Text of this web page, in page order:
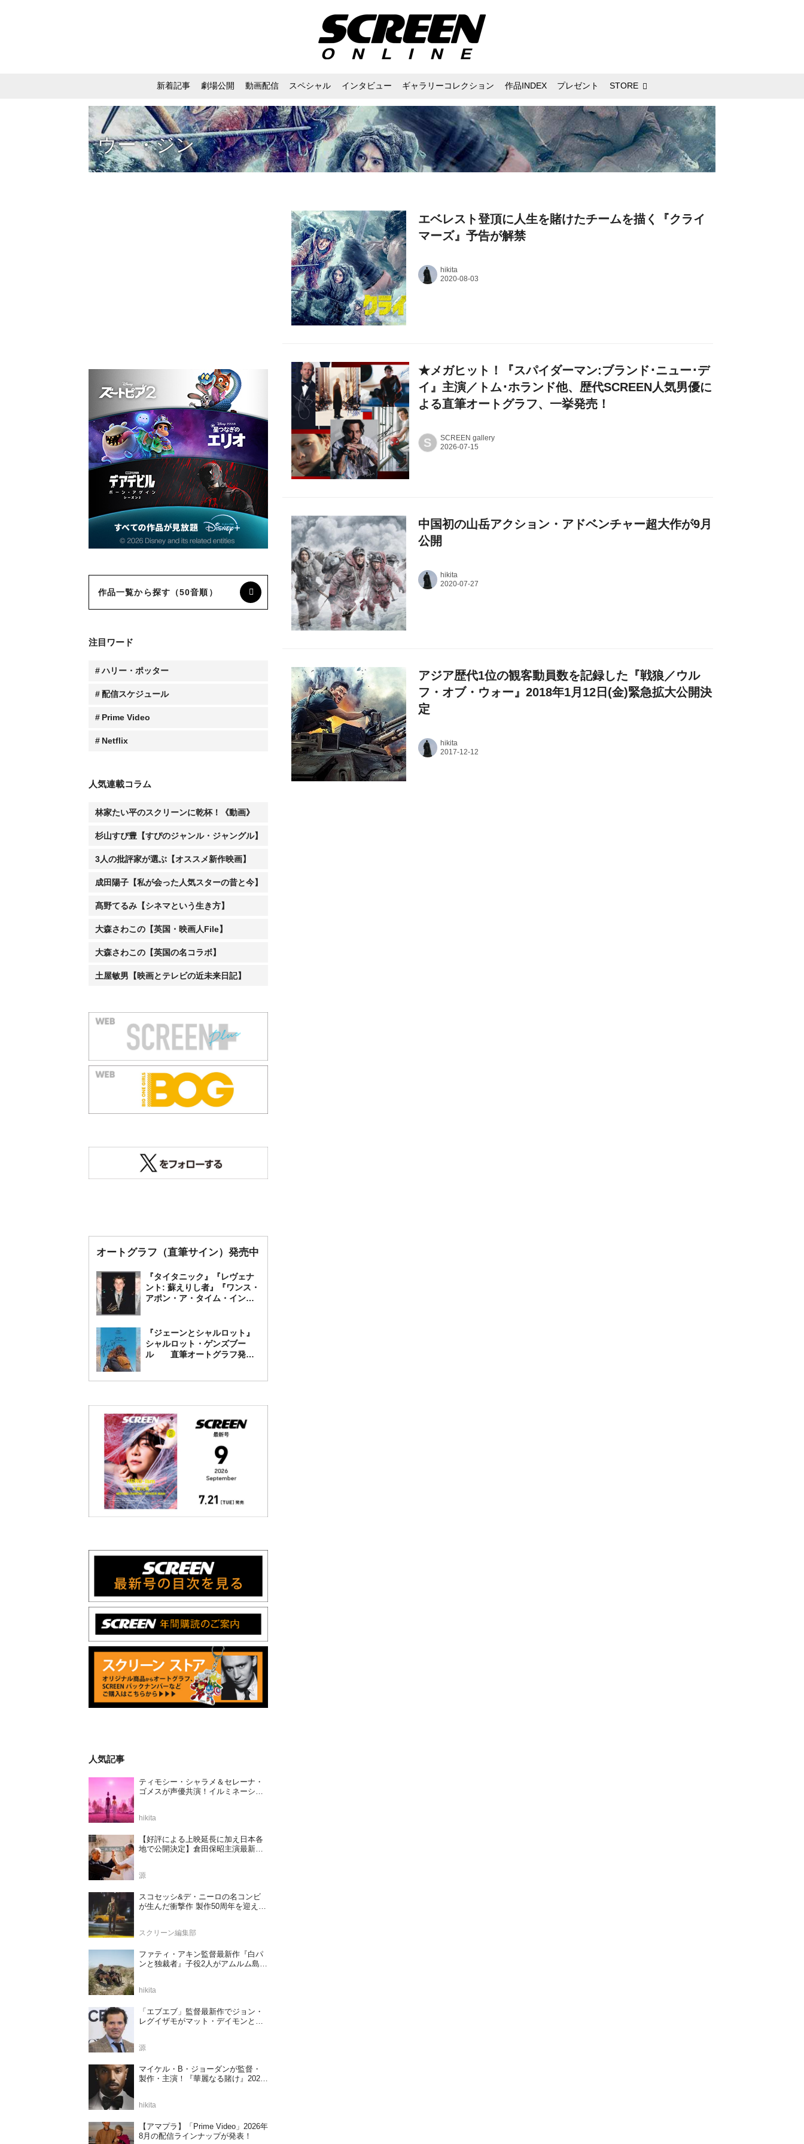
新着記事 劇場公開 動画配信 スペシャル インタビュー ギャラリーコレクション 作品INDEX プレゼント STORE
ウー・ジン
エベレスト登頂に人生を賭けたチームを描く『クライ
マーズ』予告が解禁
hikita
★メガヒット！『スパイダーマン:ブランド･ニュー･デ
イ』主演／トム･ホランド他、歴代SCREEN人気男優に
よる直筆オートグラフ、一挙発売！
S SCREEN gallery
中国初の山岳アクション・アドベンチャー超大作が9月
公開
hikita
アジア歴代1位の観客動員数を記録した『戦狼／ウル
フ・オブ・ウォー』2018年1月12日(金)緊急拡大公開決
定
hikita
作品一覧から探す（50音順）
注目ワード
ハリー・ポッター
配信スケジュール
Prime Video
Netflix
人気連載コラム
林家たい平のスクリーンに乾杯！《動画》
杉山すぴ豊【すぴのジャンル・ジャングル】
3人の批評家が選ぶ【オススメ新作映画】
成田陽子【私が会った人気スターの昔と今】
髙野てるみ【シネマという生き方】
大森さわこの【英国・映画人File】
大森さわこの【英国の名コラボ】
土屋敏男【映画とテレビの近未来日記】
オートグラフ（直筆サイン）発売中
『タイタニック』『レヴェナ
ント: 蘇えりし者』『ワンス・
アポン・ア・タイム・イン・
フ発売中
『ジェーンとシャルロット』
シャルロット・ゲンズブー
ル 直筆オートグラフ発売
人気記事
ティモシー・シャラメ＆セレーナ・
ゴメスが声優共演！イルミネーショ
定
hikita
【好評による上映延長に加え日本各
地で公開決定】倉田保昭主演最新作
源
スコセッシ&デ・ニーロの名コンビ
が生んだ衝撃作 製作50周年を迎える
スクリーン編集部
ファティ・アキン監督最新作『白パ
ンと独裁者』子役2人がアムルム島の
hikita
「エブエブ」監督最新作でジョン・
レグイザモがマット・デイモンと再
源
マイケル・B・ジョーダンが監督・
製作・主演！『華麗なる賭け』2027
hikita
【アマプラ】「Prime Video」2026年
8月の配信ラインナップが発表！